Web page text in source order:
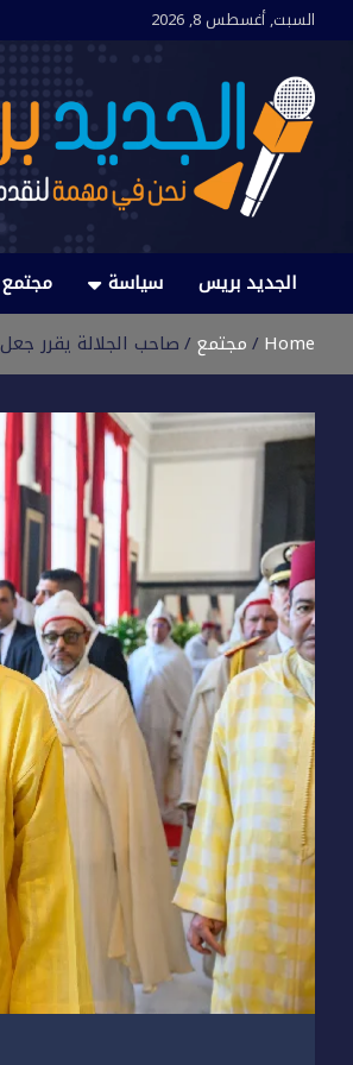
السبت, أغسطس 8, 2026
الجديد بريس
الجديد بريس
سياسة مجتمع
Home مجتمع صاحب الجلالة يقرر جعل 31 أكتوبر من كل سنة عيدا وطنيا تحت إسم “عيد الوحدة ” (بلاغ من الديوان الملكي)